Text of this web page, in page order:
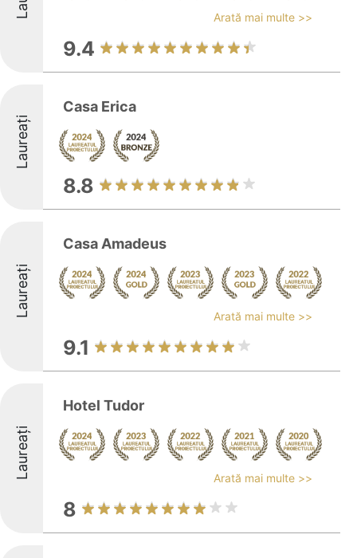
Arată mai multe >>
9.4
Laureați
Casa Erica
8.8
Laureați
Casa Amadeus
Arată mai multe >>
9.1
Laureați
Hotel Tudor
Arată mai multe >>
8